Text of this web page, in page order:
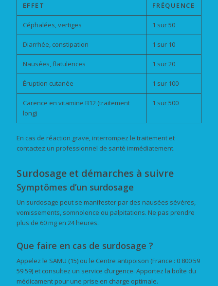
EFFET FRÉQUENCE
Céphalées, vertiges 1 sur 50
Diarrhée, constipation 1 sur 10
Nausées, flatulences 1 sur 20
Éruption cutanée 1 sur 100
Carence en vitamine B12 (traitement
long)
1 sur 500
En cas de réaction grave, interrompez le traitement et
contactez un professionnel de santé immédiatement.
Surdosage et démarches à suivre
Symptômes d’un surdosage
Un surdosage peut se manifester par des nausées sévères,
vomissements, somnolence ou palpitations. Ne pas prendre
plus de 60 mg en 24 heures.
Que faire en cas de surdosage ?
Appelez le SAMU (15) ou le Centre antipoison (France : 0 800 59
59 59) et consultez un service d’urgence. Apportez la boîte du
médicament pour une prise en charge optimale.